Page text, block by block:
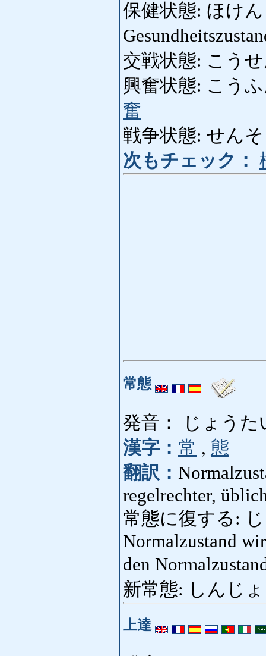
保健状態: ほけん
交戦状態: こう
興奮状態: こう
奮
戦争状態: せん
次もチェック：
常態
発音： じょうた
漢字： 常 , 態
翻訳：
regelrechter,
常態に復する:
Normalzustand
den
新常態: しんじ
上達